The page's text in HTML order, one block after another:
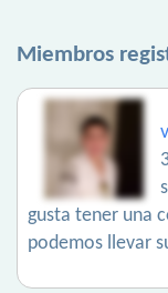
Miembros
gusta tener una
podemos llevar